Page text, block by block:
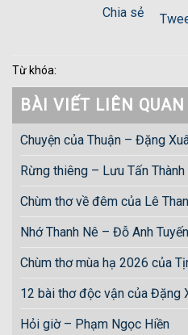
Chia sẻ
Từ khóa:
BÀI VIẾT LIÊN QUAN
Chuyện của Thuận – Đặng
Rừng thiêng – Lưu Tấn Thành
Chùm thơ về đêm của Lê
Nhớ Thanh Nê – Đỗ Anh Tuyến
Chùm thơ mùa hạ 2026 của
12 bài thơ độc vận của Đặng
Hỏi giờ – Phạm Ngọc Hiền